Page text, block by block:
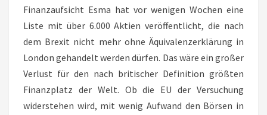
Finanzaufsicht Esma hat vor wenigen Wochen eine
Liste mit über 6.000 Aktien veröffentlicht, die nach
dem Brexit nicht mehr ohne Äquivalenzerklärung in
London gehandelt werden dürfen. Das wäre ein großer
Verlust für den nach britischer Definition größten
Finanzplatz der Welt. Ob die EU der Versuchung
widerstehen wird, mit wenig Aufwand den Börsen in